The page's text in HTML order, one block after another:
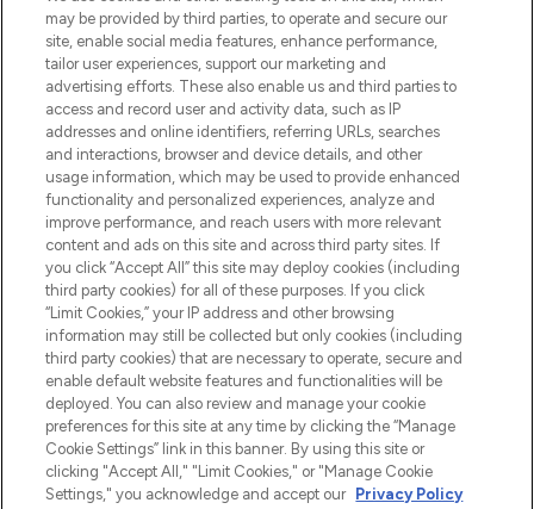
beautybestemming van Europa, met de
beste huidverzorging, haarproducten en
make-up van meer dan 200 topmerken.
Shop online of via de app, met gratis
verzending vanaf €40.
Cookie-toestemming
Do Not Sell or Share My Personal
Information
HELP & INFORMATIE
BEDRIJFSINFORMATIE
OVER LOOKFANTASTIC
may be provided by third parties, to operate and secure our
site, enable social media features, enhance performance,
tailor user experiences, support our marketing and
advertising efforts. These also enable us and third parties to
access and record user and activity data, such as IP
addresses and online identifiers, referring URLs, searches
and interactions, browser and device details, and other
usage information, which may be used to provide enhanced
functionality and personalized experiences, analyze and
improve performance, and reach users with more relevant
content and ads on this site and across third party sites. If
you click “Accept All” this site may deploy cookies (including
third party cookies) for all of these purposes. If you click
“Limit Cookies,” your IP address and other browsing
information may still be collected but only cookies (including
third party cookies) that are necessary to operate, secure and
enable default website features and functionalities will be
deployed. You can also review and manage your cookie
preferences for this site at any time by clicking the “Manage
Cookie Settings” link in this banner. By using this site or
clicking "Accept All," "Limit Cookies," or "Manage Cookie
Settings," you acknowledge and accept our Privacy Policy